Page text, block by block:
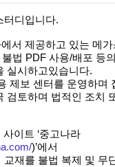
터디입니다.
서 제공하고 있는메
법 PDF 사용/배포 등
실시하고있습니다.
제보 센터를 운영하며
검토하며 법적인 조치
이트 ‘중고나라
)’에서
교재를 불법 복제 및 무